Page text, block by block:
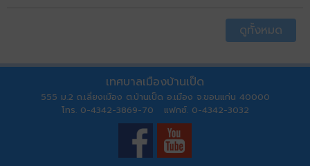
ตารางเมตร ตำบลบ้านเป็ด อำเภอเมืองขอนแก่น จังหวัด
ขอนแก่น ด้วยวิธีประกวดราคาอิเล็กทรอนิกส์ (e-bidding)
ดูทั้งหมด
เทศบาลเมืองบ้านเป็ด
555 ม.2 ถ.เลี่ยงเมือง ต.บ้านเป็ด อ.เมือง จ.ขอนแก่น 40000
โทร. 0-4342-3869-70 แฟกซ์. 0-4342-3032